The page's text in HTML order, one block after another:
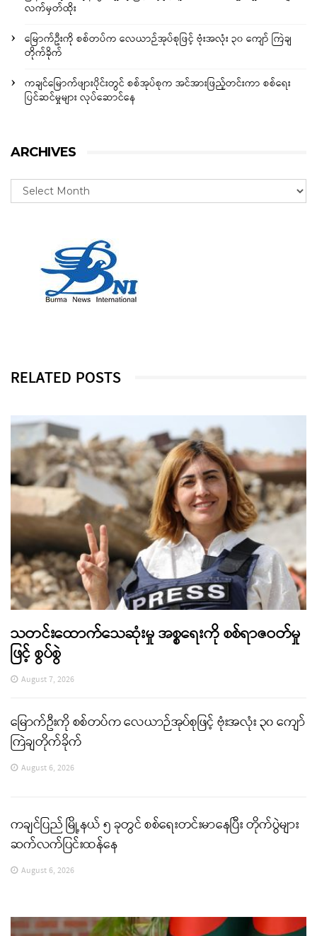
လက်မှတ်ထိုး
မြောက်ဦးကို စစ်တပ်က လေယာဉ်အုပ်စုဖြင့် ဗုံးအလုံး ၃၀ ကျော် ကြဲချ
တိုက်ခိုက်
ကချင်မြောက်ဖျားပိုင်းတွင် စစ်အုပ်စုက အင်အားဖြည့်တင်းကာ စစ်ရေး
ပြင်ဆင်မှုများ လုပ်ဆောင်နေ
ARCHIVES
RELATED POSTS
သတင်းထောက်သေဆုံးမှု အစ္စရေးကို စစ်ရာဇဝတ်မှု
ဖြင့် စွပ်စွဲ
August 7, 2026
မြောက်ဦးကို စစ်တပ်က လေယာဉ်အုပ်စုဖြင့် ဗုံးအလုံး ၃၀ ကျော်
ကြဲချတိုက်ခိုက်
August 6, 2026
ကချင်ပြည် မြို့နယ် ၅ ခုတွင် စစ်ရေးတင်းမာနေပြီး တိုက်ပွဲများ
ဆက်လက်ပြင်းထန်နေ
August 6, 2026